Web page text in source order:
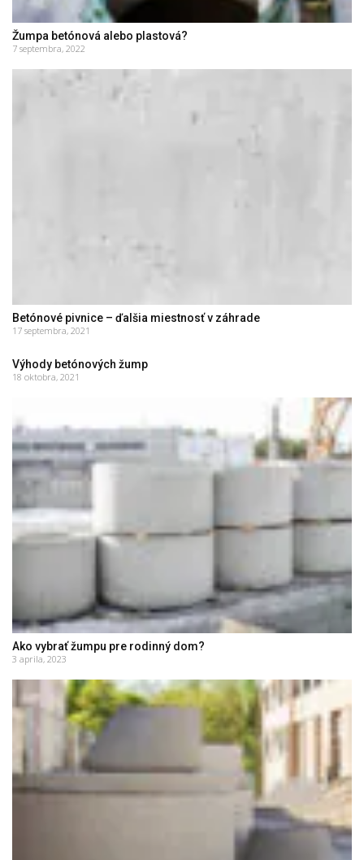
Žumpa betónová alebo plastová?
7 septembra, 2022
Betónové pivnice – ďalšia miestnosť v záhrade
17 septembra, 2021
Výhody betónových žump
18 oktobra, 2021
Ako vybrať žumpu pre rodinný dom?
3 aprila, 2023